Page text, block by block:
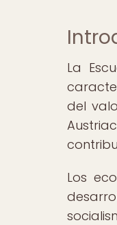
La
del
Los